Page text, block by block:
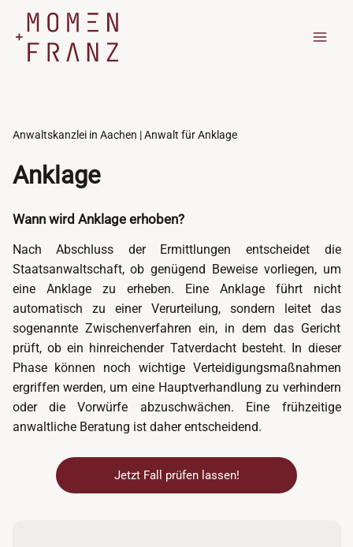
Inhalt
springen
Anwaltskanzlei in Aachen | Anwalt für Anklage
Anklage
Wann wird Anklage erhoben?
Nach Abschluss der Ermittlungen entscheidet die
Staatsanwaltschaft, ob genügend Beweise vorliegen, um
eine Anklage zu erheben. Eine Anklage führt nicht
automatisch zu einer Verurteilung, sondern leitet das
sogenannte Zwischenverfahren ein, in dem das Gericht
prüft, ob ein hinreichender Tatverdacht besteht. In dieser
Phase können noch wichtige Verteidigungsmaßnahmen
ergriffen werden, um eine Hauptverhandlung zu verhindern
oder die Vorwürfe abzuschwächen. Eine frühzeitige
anwaltliche Beratung ist daher entscheidend.
Jetzt Fall prüfen lassen!